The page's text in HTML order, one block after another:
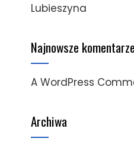
Lubieszyna
Najnowsze komentarze
A WordPress
Archiwa